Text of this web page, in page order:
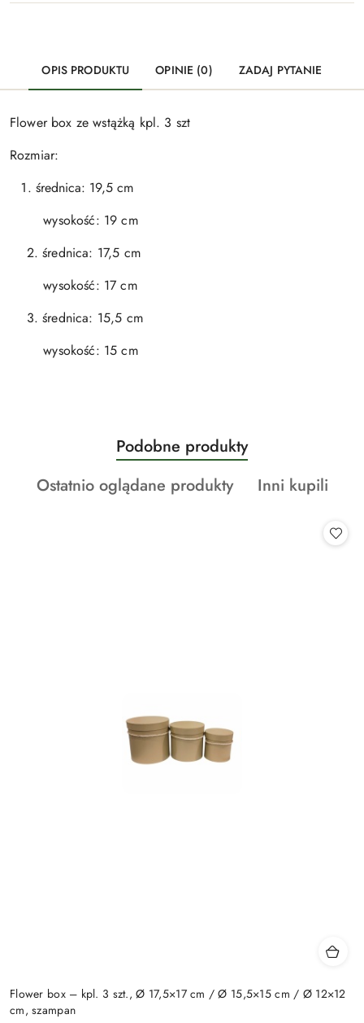
OPIS PRODUKTU OPINIE (0) ZADAJ PYTANIE
Flower box ze wstążką kpl. 3 szt
Rozmiar:
średnica: 19,5 cm
wysokość: 19 cm
2. średnica: 17,5 cm
wysokość: 17 cm
3. średnica: 15,5 cm
wysokość: 15 cm
Pomiń karuzelę produktów
Produkty
o
statusie:
Podobne produkty
Produkty
Ostatnio oglądane produkty
Produkty
Inni kupili
Flower box – kpl. 3 szt., Ø 17,5×17 cm / Ø 15,5×15 cm / Ø 12×12
cm, szampan